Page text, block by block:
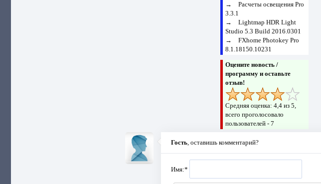
→ Расчеты освещения Pro
3.3.1
→ Lightmap HDR Light
Studio 5.3 Build 2016.0301
→ FXhome Photokey Pro
8.1.18150.10231
Оцените новость /
программу и оставьте
отзыв!
Средняя оценка: 4,4из 5,
всего проголосовало
пользователей - 7
Гость, оставишь комментарий?
Имя:*